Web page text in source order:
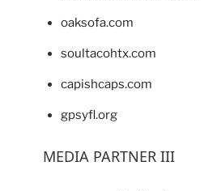
oaksofa.com
soultacohtx.com
capishcaps.com
gpsyfl.org
MEDIA PARTNER III